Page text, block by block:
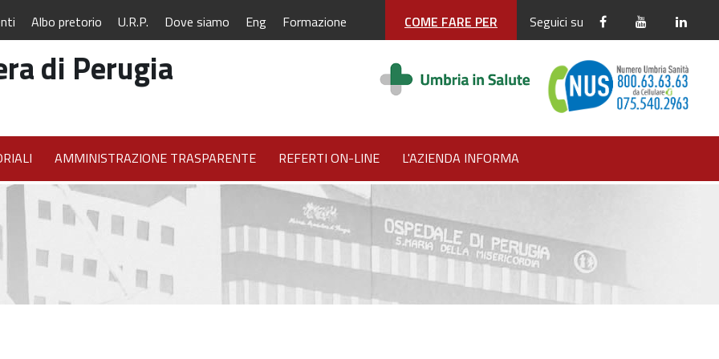
Seguici su
COME FARE PER
Albo pretorio U.R.P. Dove siamo Eng Formazione
di Perugia
AMMINISTRAZIONE TRASPARENTE REFERTI ON-LINE L'AZIENDA INFORMA